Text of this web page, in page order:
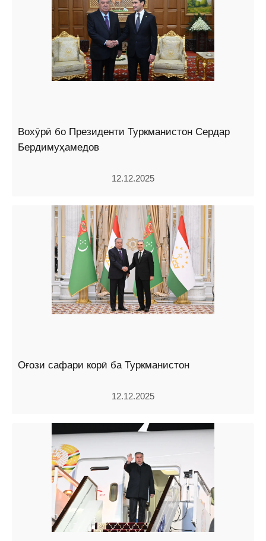
Вохӯрӣ бо Президенти Туркманистон Сердар
Бердимуҳамедов
12.12.2025
Оғози сафари корӣ ба Туркманистон
12.12.2025